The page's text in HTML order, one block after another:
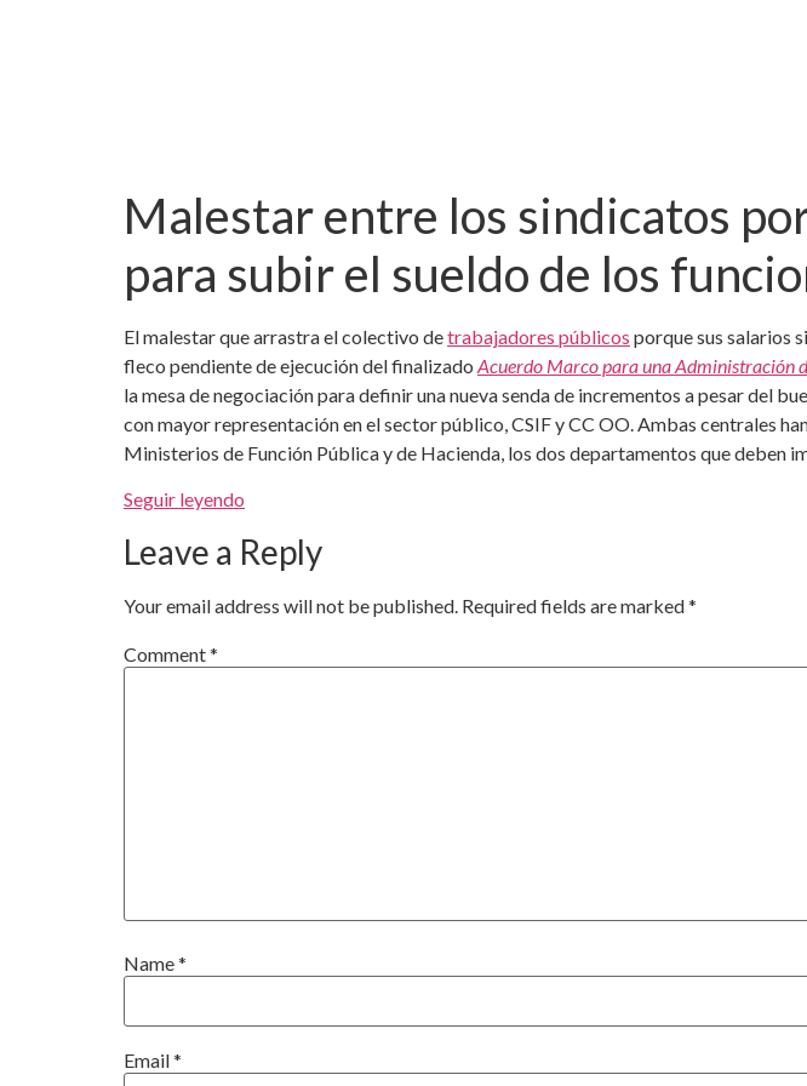
Malestar entre los sindicatos
para subir el sueldo de los
El malestar que arrastra el colectivo detrabajadores públicos porque sus salarios
fleco pendiente de ejecución del finalizado Acuerdo Marco para una Administración
la mesa de negociación para definir una nueva senda de incrementos a pesar del
con mayor representación en el sector público, CSIF y CC OO. Ambas centrales
Ministerios de Función Pública y de Hacienda, los dos departamentos que deben
Seguir leyendo
Leave a Reply
Your email address will not be published. Required fields are marked*
Comment*
Name*
Email*